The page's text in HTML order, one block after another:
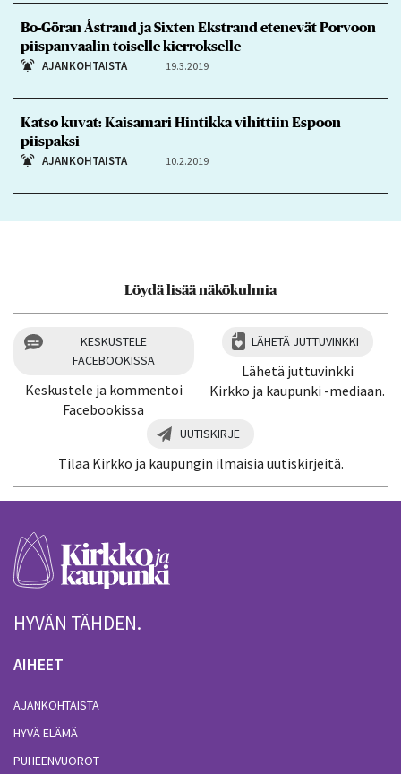
Bo-Göran Åstrand ja Sixten Ekstrand etenevät Porvoon
piispanvaalin toiselle kierrokselle
AJANKOHTAISTA 19.3.2019
Katso kuvat: Kaisamari Hintikka vihittiin Espoon
piispaksi
AJANKOHTAISTA 10.2.2019
Löydä lisää näkökulmia
KESKUSTELE
FACEBOOKISSA
Keskustele ja kommentoi
Facebookissa
LÄHETÄ JUTTUVINKKI
Lähetä juttuvinkki
Kirkko ja kaupunki -mediaan.
UUTISKIRJE
Tilaa Kirkko ja kaupungin ilmaisia uutiskirjeitä.
HYVÄN TÄHDEN.
AIHEET
AJANKOHTAISTA
HYVÄ ELÄMÄ
PUHEENVUOROT